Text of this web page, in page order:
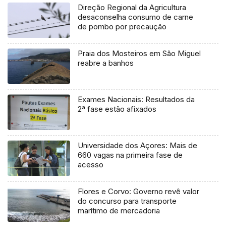
Direção Regional da Agricultura
desaconselha consumo de carne
de pombo por precaução
Praia dos Mosteiros em São Miguel
reabre a banhos
Exames Nacionais: Resultados da
2ª fase estão afixados
Universidade dos Açores: Mais de
660 vagas na primeira fase de
acesso
Flores e Corvo: Governo revê valor
do concurso para transporte
marítimo de mercadoria